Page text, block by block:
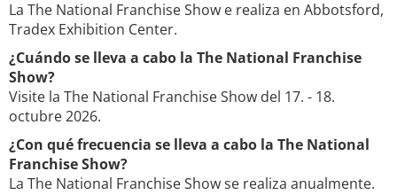
La The National Franchise Show e realiza en Abbotsford,
Tradex Exhibition Center.
¿Cuándo se lleva a cabo la The National Franchise
Show?
Visite la The National Franchise Show del 17. - 18.
octubre 2026.
¿Con qué frecuencia se lleva a cabo la The National
Franchise Show?
La The National Franchise Show se realiza anualmente.